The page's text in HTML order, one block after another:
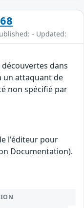
- Updated:
dans
un attaquant de
non spécifié par
l'éditeur pour
Documentation).